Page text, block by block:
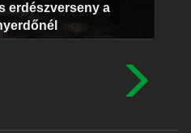
erdészverseny a